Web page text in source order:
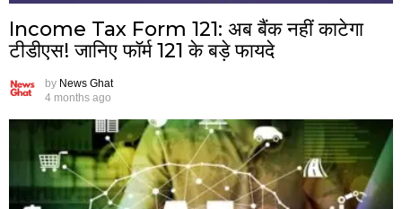
Income Tax Form 121: अब बैंक नहीं काटेगा
टीडीएस! जानिए फॉर्म 121 के बड़े फायदे
by News Ghat
4 months ago